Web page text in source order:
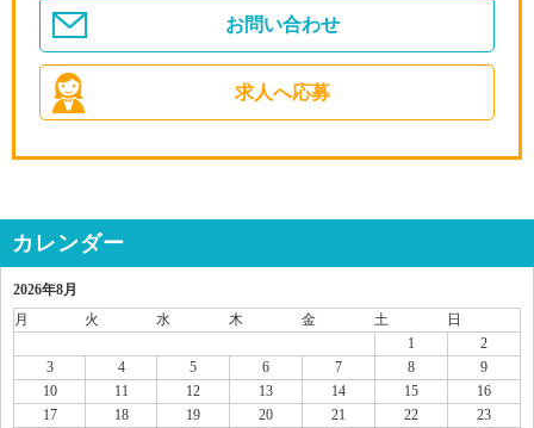
お問い合わせ
求人へ応募
カレンダー
2026年8月
月
火 水 木 金 土 日
1
2
3
4 5 6 7 8
9
10
11 12 13 14 15
16
17
18 19 20 21 22
23